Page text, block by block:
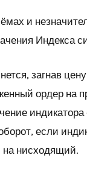
и
Индекса
загнав
ордер на
если
на нисходящий.